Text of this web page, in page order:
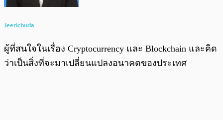
Jeerichuda
ผู้ที่สนใจในเรื่อง Cryptocurrency และ Blockchain และคิด
ว่าเป็นสิ่งที่จะมาเปลี่ยนแปลงอนาคตของประเทศ